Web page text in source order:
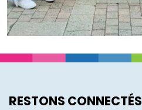
RESTONS CONNECTÉS